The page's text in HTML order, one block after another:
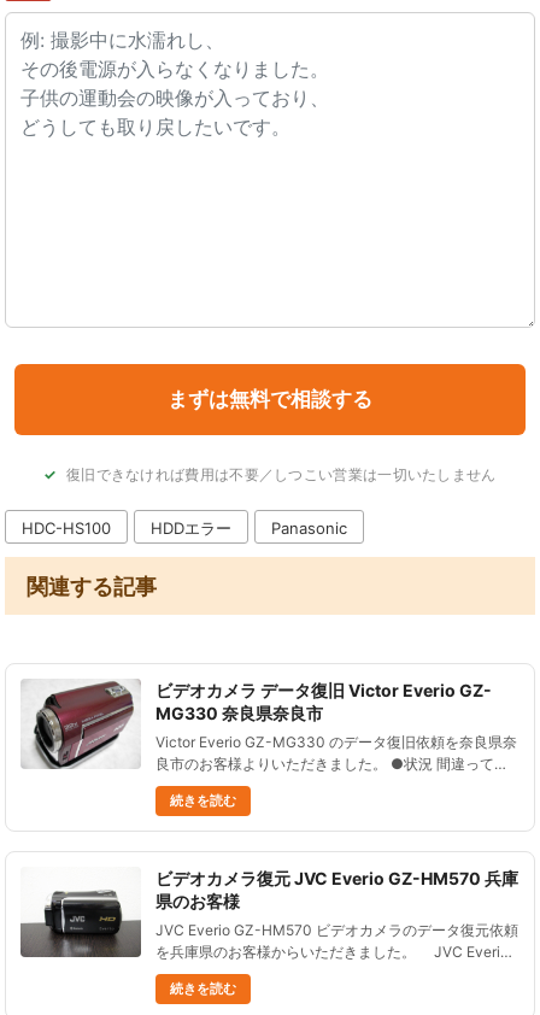
復旧できなければ費用は不要／しつこい営業は一切いたしません
HDC-HS100 HDDエラー Panasonic
関連する記事
ビデオカメラ データ復旧 Victor Everio GZ-
MG330 奈良県奈良市
Victor Everio GZ-MG330 のデータ復旧依頼を奈良県奈
良市のお客様よりいただきました。 ●状況 間違って全
データを削除してしまった。 その後、撮影はしていな
い。 この状態から、データを復旧することはでき......
続きを読む
ビデオカメラ復元 JVC Everio GZ-HM570 兵庫
県のお客様
JVC Everio GZ-HM570 ビデオカメラのデータ復元依頼
を兵庫県のお客様からいただきました。 JVC Everio
GZ-HM570 ビデオカメラは、2010年に発売されまし
た。 ......
続きを読む